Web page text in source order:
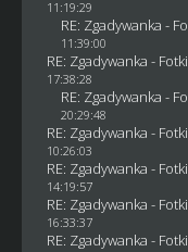
11:19:29
RE: Zgadywanka -
11:39:00
RE: Zgadywanka -
17:38:28
RE: Zgadywanka -
20:29:48
RE: Zgadywanka -
10:26:03
RE: Zgadywanka -
14:19:57
RE: Zgadywanka -
16:33:37
RE: Zgadywanka -